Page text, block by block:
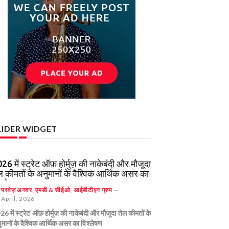
WIDGET
में स्ट्रेट ऑफ़ होर्मुज़ की नाकेबंदी और मौजूदा
कीमतों के अनुमानों के वैश्विक आर्थिक असर का
परवेज़ अनवर, एमडी & सीईओ, आईबीटीएन ग्रुप--
April, 2026
में स्ट्रेट ऑफ़ होर्मुज़ की नाकेबंदी और मौजूदा तेल कीमतों के
के वैश्विक आर्थिक असर का विश्लेषण
की कगार पर: इस्लामाबाद में बातचीत फिर से
होने से पहले की नाज़ुक शांति
परवेज़ अनवर, एमडी & सीईओ, आईबीटीएन ग्रुप--
April, 2026
की कगार पर: इस्लामाबाद में बातचीत फिर से शुरू होने से
की नाज़ुक शांति